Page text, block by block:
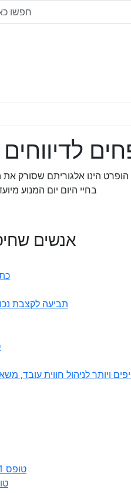
הופרט הינו אלגוריתם
בחיי היום יום המנוע
אנשים
תביעה לקצבת נכות
טיפים ויותר לניהול חווית
טופס 161ג – הודעה על חזרה מרצף פיצויים / קיצבה
טופס 161א –